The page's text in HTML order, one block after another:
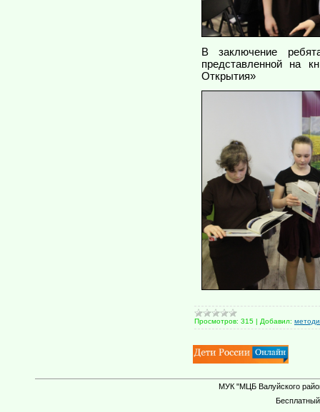
В заключение
представленной на
Открытия»
Просмотров: 315 | Добавил:
МУК "МЦБ Валуйского